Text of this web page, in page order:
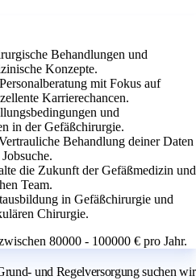
Behandlungen und
Konzepte.
mit Fokus auf
Karrierechancen.
und
in der Gefäßchirurgie.
Behandlung deiner Daten
die Zukunft der Gefäßmedizin und
Team.
in Gefäßchirurgie und
Chirurgie.
80000 - 100000 € pro Jahr.
und Regelversorgung suchen wir